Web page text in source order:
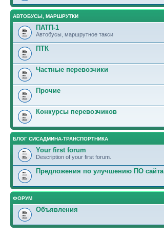
АВТОБУСЫ, МАРШРУТКИ
ПАТП-1
Автобусы, маршрутное такси
ПТК
Частные перевозчики
Прочие
Конкурсы перевозчиков
БЛОГ СИСАДМИНА-ТРАНСПОРТНИКА
Your first forum
Description of your first forum.
Предложения по улучшению ПО сайта
ФОРУМ
Объявления